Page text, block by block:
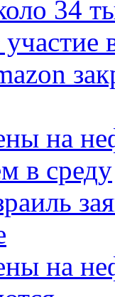
34
на
в среду
на